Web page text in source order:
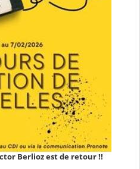
Berlioz est de retour !!